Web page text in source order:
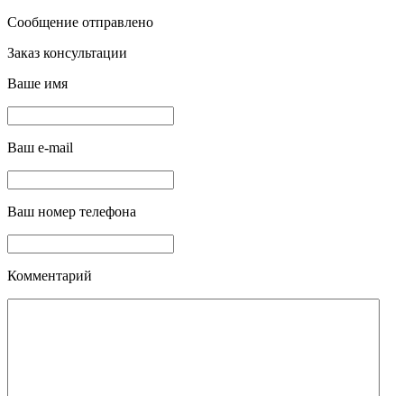
Сообщение отправлено
Заказ консультации
Ваше имя
Ваш e-mail
Ваш номер телефона
Комментарий